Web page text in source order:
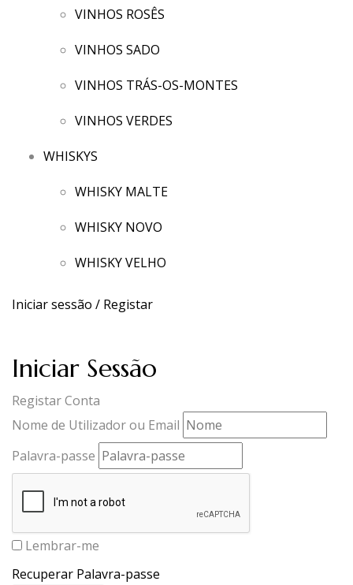
VINHOS ROSÊS
VINHOS SADO
VINHOS TRÁS-OS-MONTES
VINHOS VERDES
WHISKYS
WHISKY MALTE
WHISKY NOVO
WHISKY VELHO
Iniciar sessão / Registar
Iniciar Sessão
Registar Conta
Nome de Utilizador ou Email
Palavra-passe
Lembrar-me
Recuperar Palavra-passe